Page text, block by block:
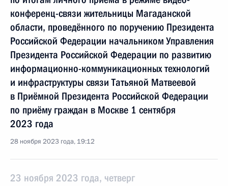
конференц-связи жительницы Магаданской
области, проведённого по поручению Президента
Российской Федерации начальником Управления
Президента Российской Федерации по развитию
информационно-коммуникационных технологий
и инфраструктуры связи Татьяной Матвеевой
в Приёмной Президента Российской Федерации
по приёму граждан в Москве 1 сентября
2023 года
28 ноября 2023 года, 19:12
23 ноября 2023 года, четверг